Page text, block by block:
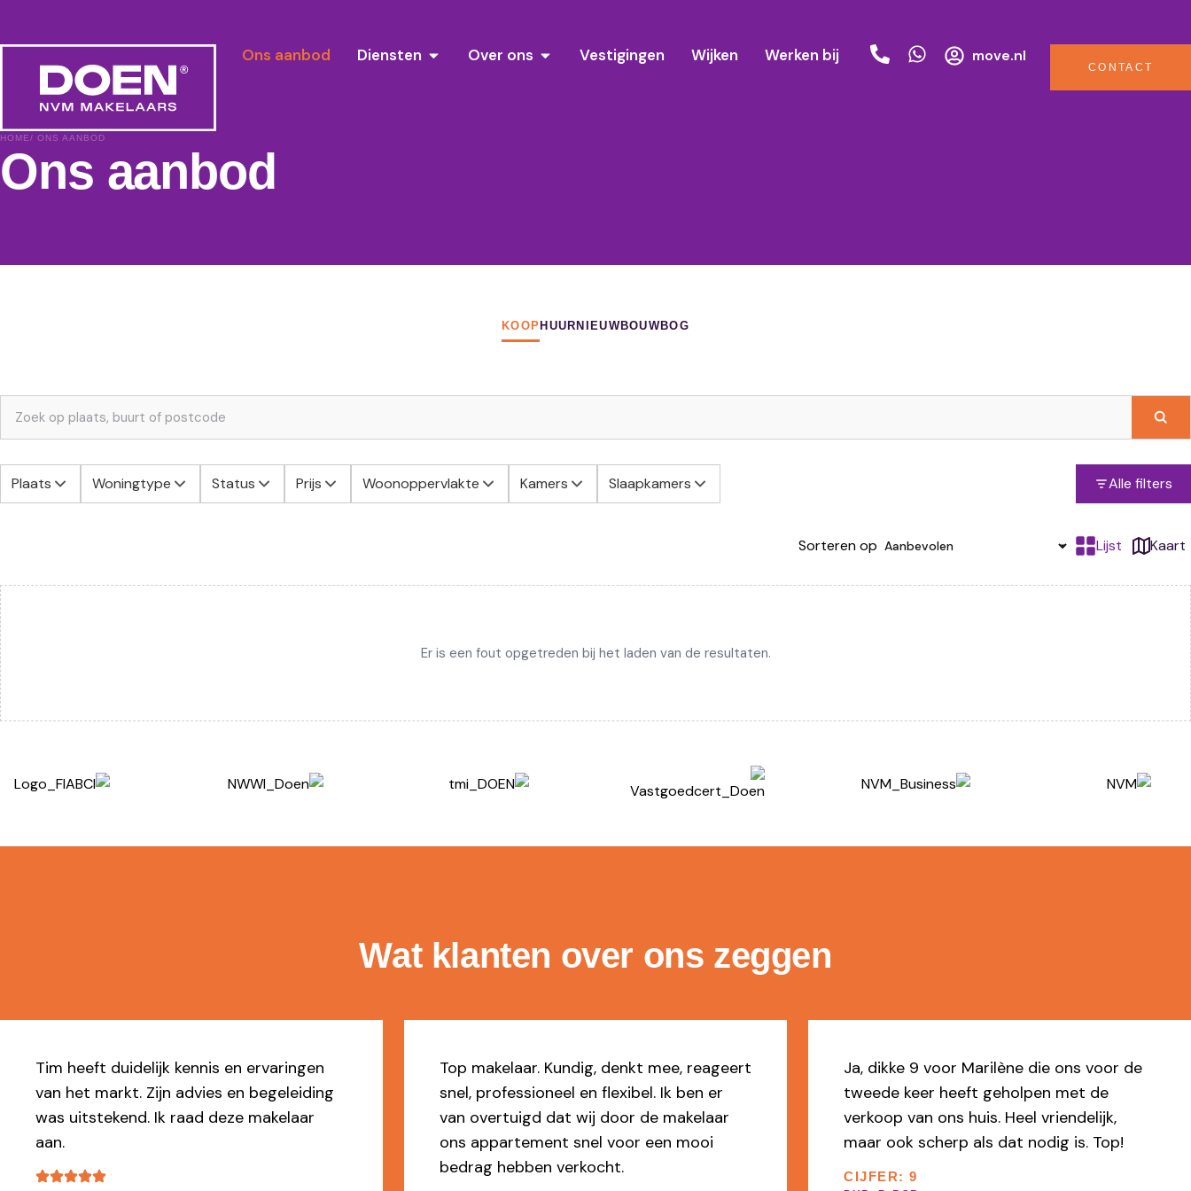
Ons aanbod Diensten Over ons Vestigingen Wijken Werken bij move.nl
CONTACT
HOME/ ONS AANBOD
Ons aanbod
KOOPHUURNIEUWBOUWBOG
Plaats Woningtype Status Prijs Woonoppervlakte Kamers Slaapkamers Alle filters
Sorteren op Lijst Kaart
Er is een fout opgetreden bij het laden van de resultaten.
Wat klanten over ons zeggen
Top makelaar. Kundig, denkt mee, reageert
snel, professioneel en flexibel. Ik ben er
van overtuigd dat wij door de makelaar
bedrag hebben verkocht.
Ja, dikke 9 voor Marilène die ons voor de
tweede keer heeft geholpen met de
verkoop van ons huis. Heel vriendelijk,
maar ook scherp als dat nodig is. Top!
CIJFER: 9
Io heeft uitstekende service geleverd
zowel de verhuur als de verkoop. Alles
werd professioneel en zorgeloos uit
handen genomen — heel prettig
samenwerken!